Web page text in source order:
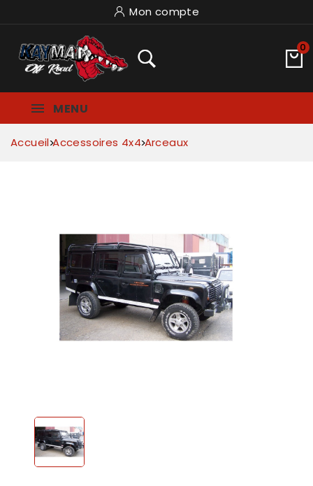
Mon compte
0
MENU
Accueil Accessoires 4x4 Arceaux